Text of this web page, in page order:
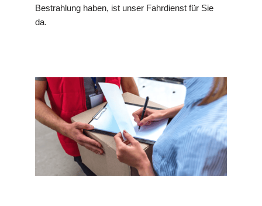
Bestrahlung haben, ist unser Fahrdienst für Sie
da.